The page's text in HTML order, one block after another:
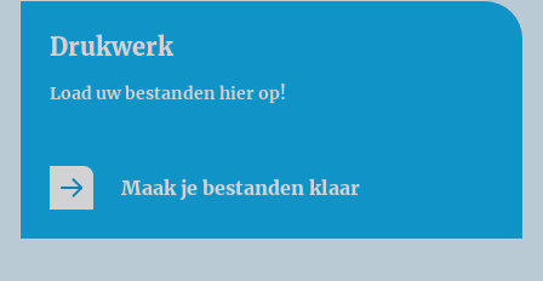
Drukwerk
Load uw bestanden hier op!
Maak je bestanden klaar